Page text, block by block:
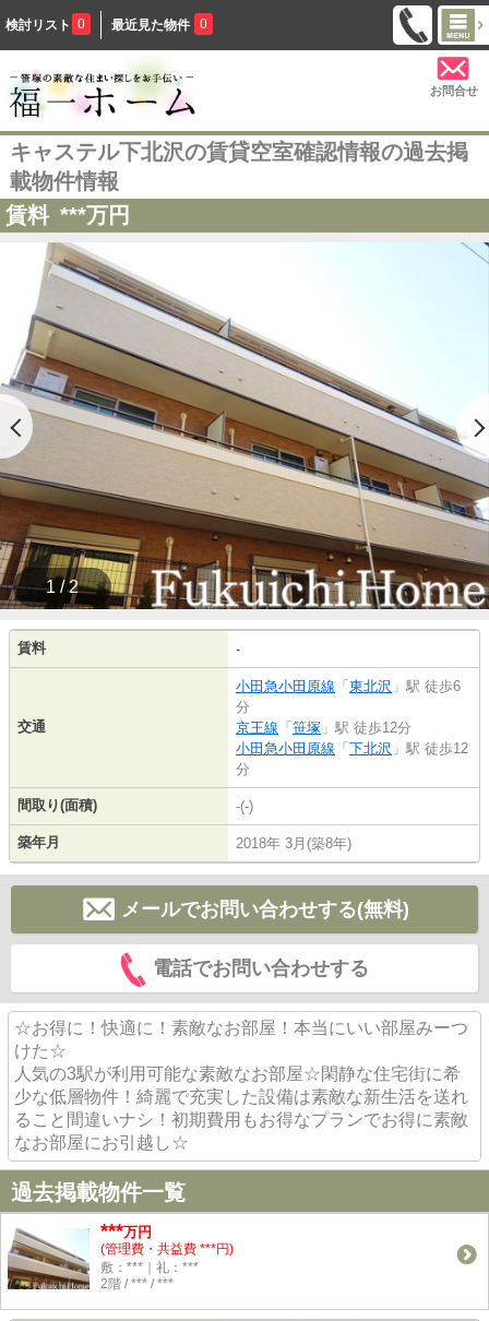
検討リスト 0 最近見た物件 0
お問合せ
キャステル下北沢の賃貸空室確認情報の過去掲
載物件情報
賃料 ***万円
1 / 2
賃料 -
交通
小田急小田原線 「 東北沢 」駅 徒歩6
分
京王線 「 笹塚 」駅 徒歩12分
小田急小田原線 「 下北沢 」駅 徒歩12
分
間取り(面積) -(-)
築年月 2018年 3月(築8年)
メールでお問い合わせする(無料)
電話でお問い合わせする
☆お得に！快適に！素敵なお部屋！本当にいい部屋みーつ
けた☆
人気の3駅が利用可能な素敵なお部屋☆閑静な住宅街に希
少な低層物件！綺麗で充実した設備は素敵な新生活を送れ
ること間違いナシ！初期費用もお得なプランでお得に素敵
なお部屋にお引越し☆
過去掲載物件一覧
***万円
(管理費・共益費 ***円)
敷：***｜礼：***
2階 / *** / ***